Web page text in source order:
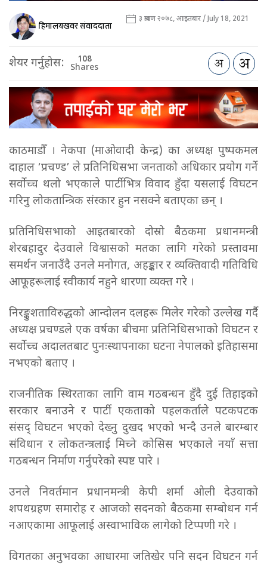
हिमालयखवर संवाददाता ३ श्रावण २०७८, आइतबार / July 18, 2021
शेयर गर्नुहोस: 108
Shares
काठमाडौँ । नेकपा (माओवादी केन्द्र) का अध्यक्ष पुष्पकमल
दाहाल ‘प्रचण्ड’ ले प्रतिनिधिसभा जनताको अधिकार प्रयोग गर्ने
सर्वोच्च थलो भएकाले पार्टीभित्र विवाद हुँदा यसलाई विघटन
गरिनु लोकतान्त्रिक संस्कार हुन नसक्ने बताएका छन् ।
प्रतिनिधिसभाको आइतबारको दोस्रो बैठकमा प्रधानमन्त्री
शेरबहादुर देउवाले विश्वासको मतका लागि गरेको प्रस्तावमा
समर्थन जनाउँदै उनले मनोगत, अहङ्कार र व्यक्तिवादी गतिविधि
आफूहरूलाई स्वीकार्य नहुने धारणा व्यक्त गरे ।
निरङ्कुशताविरुद्धको आन्दोलन दलहरू मिलेर गरेको उल्लेख गर्दै
अध्यक्ष प्रचण्डले एक वर्षका बीचमा प्रतिनिधिसभाको विघटन र
सर्वोच्च अदालतबाट पुनःस्थापनाका घटना नेपालको इतिहासमा
नभएको बताए ।
राजनीतिक स्थिरताका लागि वाम गठबन्धन हुँदै दुई तिहाइको
सरकार बनाउने र पार्टी एकताको पहलकर्ताले पटकपटक
संसद् विघटन भएको देख्नु दुखद भएको भन्दै उनले बारम्बार
संविधान र लोकतन्त्रलाई मिच्ने कोसिस भएकाले नयाँ सत्ता
गठबन्धन निर्माण गर्नुपरेको स्पष्ट पारे ।
उनले निवर्तमान प्रधानमन्त्री केपी शर्मा ओली देउवाको
शपथग्रहण समारोह र आजको सदनको बैठकमा सम्बोधन गर्न
नआएकामा आफूलाई अस्वाभाविक लागेको टिप्पणी गरे ।
विगतका अनुभवका आधारमा जतिखेर पनि सदन विघटन गर्न